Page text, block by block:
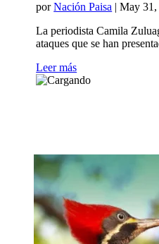
porNación Paisa |May 31,
La periodista Camila
ataques que se han
Leer más